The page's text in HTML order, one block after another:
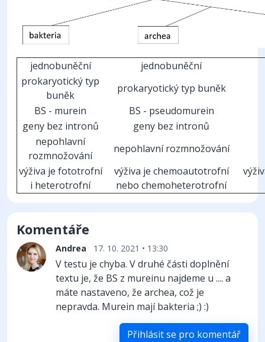
jednobuněční
jednobuněční
prokaryotický typ
buněk
prokaryotický typ buněk
BS - murein
BS - pseudomurein
geny bez intronů
geny bez intronů
nepohlavní
rozmnožování
nepohlavní rozmnožování
výživa je fototrofní
i heterotrofní
výživa je chemoautotrofní
nebo chemoheterotrofní
Komentáře
Andrea 17. 10. 2021 • 13:30
V testu je chyba. V druhé části doplnění
textu je, že BS z mureinu najdeme u .... a
máte nastaveno, že archea, což je
nepravda. Murein mají bakteria ;) :)
Přihlásit se pro komentář